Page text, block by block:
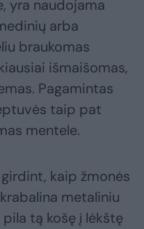
yra naudojama
arba
braukomas
išmaišomas,
Pagamintas
taip pat
mentele.
kaip žmonės
metaliniu
tą košę į lėkštę